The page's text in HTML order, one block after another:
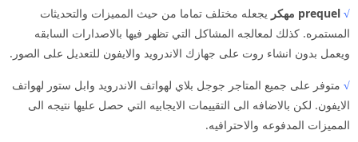
√ prequel مهكر
يجعله مختلف تماما من حيث المميزات والتحديثات
المستمره. كذلك لمعالجه المشاكل التي تظهر فيها بالاصدارات السابقه
ويعمل بدون انشاء روت على جهازك الاندرويد والايفون للتعديل على الصور.
√ متوفر على جميع المتاجر جوجل بلاي لهواتف الاندرويد وابل ستور لهواتف
الايفون. لكن بالاضافه الى التقييمات الايجابيه التي حصل عليها نتيجه الى
المميزات المدفوعه والاحترافيه.